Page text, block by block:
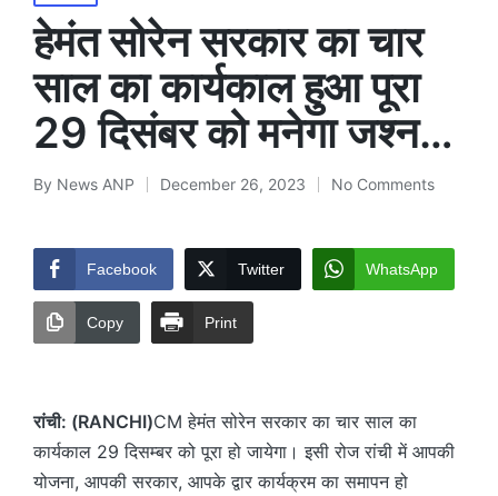
in
हेमंत सोरेन सरकार का चार
साल का कार्यकाल हुआ पूरा
29 दिसंबर को मनेगा जश्न…
Posted
By News ANP December 26, 2023 No Comments
Facebook Twitter WhatsApp
Copy Print
रांची: (RANCHI)CM हेमंत सोरेन सरकार का चार साल का
कार्यकाल 29 दिसम्बर को पूरा हो जायेगा। इसी रोज रांची में आपकी
योजना, आपकी सरकार, आपके द्वार कार्यक्रम का समापन हो